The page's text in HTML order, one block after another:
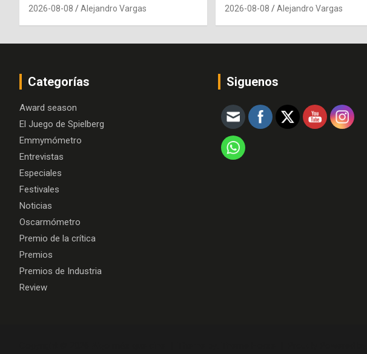
2026-08-08 Alejandro Vargas 2026-08-08 Alejandro Vargas
Categorías
Award season
El Juego de Spielberg
Emmymómetro
Entrevistas
Especiales
Festivales
Noticias
Oscarmómetro
Premio de la crítica
Premios
Premios de Industria
Review
Siguenos